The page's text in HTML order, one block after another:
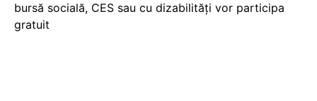
bursă socială, CES sau cu dizabilităţi vor participa
gratuit